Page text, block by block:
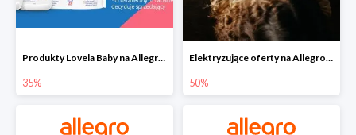
Produkty Lovela Baby na Allegro do -35%
35%
Elektryzujące oferty na Allegro do -50%
50%